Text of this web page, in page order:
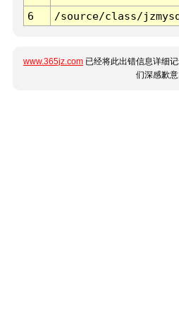
6 /source/class/
www.365jz.com 已经将此出错信息详细
们深感歉